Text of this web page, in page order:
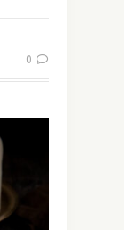
0